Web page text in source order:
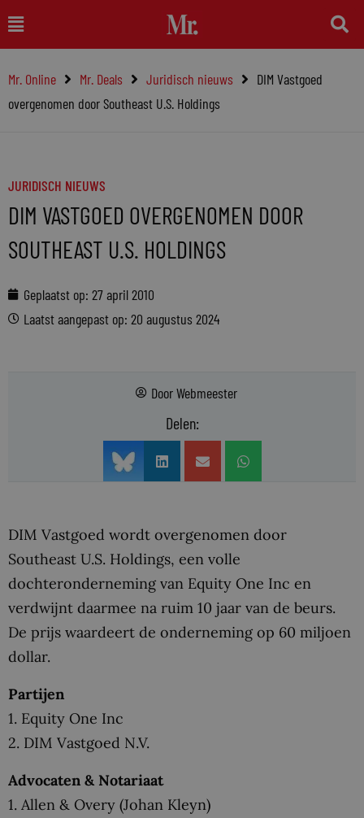
naar
inhoud
Main
Menu
Mr. Online Mr. Deals Juridisch nieuws
DIM Vastgoed
overgenomen door Southeast U.S. Holdings
JURIDISCH NIEUWS
DIM VASTGOED OVERGENOMEN DOOR
SOUTHEAST U.S. HOLDINGS
Geplaatst op: 27 april 2010
Laatst aangepast op: 20 augustus 2024
DoorWebmeester
Delen:
DIM Vastgoed wordt overgenomen door
Southeast U.S. Holdings, een volle
dochteronderneming van Equity One Inc en
verdwijnt daarmee na ruim 10 jaar van de beurs.
De prijs waardeert de onderneming op 60 miljoen
dollar.
Partijen
1. Equity One Inc
2. DIM Vastgoed N.V.
Advocaten & Notariaat
1. Allen & Overy (Johan Kleyn)